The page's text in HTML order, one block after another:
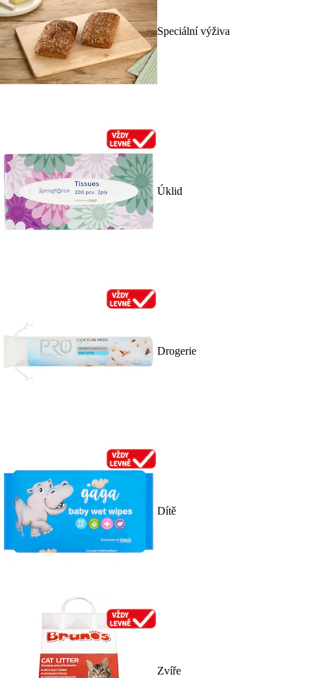
Speciální výživa
Úklid
Drogerie
Dítě
Zvíře